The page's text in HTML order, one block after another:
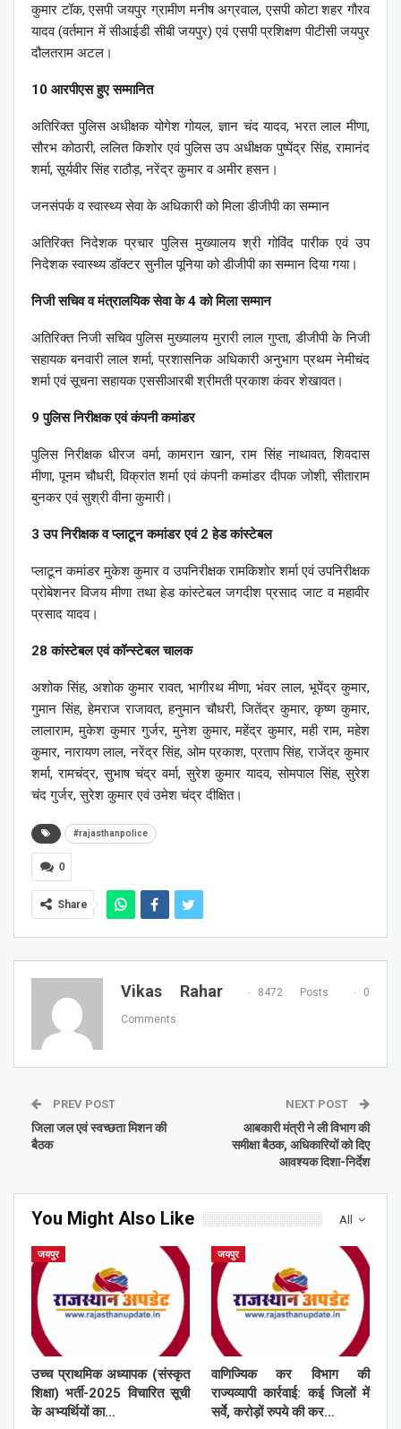
कुमार टॉक, एसपी जयपुर ग्रामीण मनीष अग्रवाल, एसपी कोटा शहर गौरव
यादव (वर्तमान में सीआईडी सीबी जयपुर) एवं एसपी प्रशिक्षण पीटीसी जयपुर
दौलतराम अटल।
10 आरपीएस हुए सम्मानित
अतिरिक्त पुलिस अधीक्षक योगेश गोयल, ज्ञान चंद यादव, भरत लाल मीणा,
सौरभ कोठारी, ललित किशोर एवं पुलिस उप अधीक्षक पुष्पेंद्र सिंह, रामानंद
शर्मा, सूर्यवीर सिंह राठौड़, नरेंद्र कुमार व अमीर हसन।
जनसंपर्क व स्वास्थ्य सेवा के अधिकारी को मिला डीजीपी का सम्मान
अतिरिक्त निदेशक प्रचार पुलिस मुख्यालय श्री गोविंद पारीक एवं उप
निदेशक स्वास्थ्य डॉक्टर सुनील पूनिया को डीजीपी का सम्मान दिया गया।
निजी सचिव व मंत्रालयिक सेवा के 4 को मिला सम्मान
अतिरिक्त निजी सचिव पुलिस मुख्यालय मुरारी लाल गुप्ता, डीजीपी के निजी
सहायक बनवारी लाल शर्मा, प्रशासनिक अधिकारी अनुभाग प्रथम नेमीचंद
शर्मा एवं सूचना सहायक एससीआरबी श्रीमती प्रकाश कंवर शेखावत।
9 पुलिस निरीक्षक एवं कंपनी कमांडर
पुलिस निरीक्षक धीरज वर्मा, कामरान खान, राम सिंह नाथावत, शिवदास
मीणा, पूनम चौधरी, विक्रांत शर्मा एवं कंपनी कमांडर दीपक जोशी, सीताराम
बुनकर एवं सुश्री वीना कुमारी।
3 उप निरीक्षक व प्लाटून कमांडर एवं 2 हेड कांस्टेबल
प्लाटून कमांडर मुकेश कुमार व उपनिरीक्षक रामकिशोर शर्मा एवं उपनिरीक्षक
प्रोबेशनर विजय मीणा तथा हेड कांस्टेबल जगदीश प्रसाद जाट व महावीर
प्रसाद यादव।
28 कांस्टेबल एवं कॉन्स्टेबल चालक
अशोक सिंह, अशोक कुमार रावत, भागीरथ मीणा, भंवर लाल, भूपेंद्र कुमार,
गुमान सिंह, हेमराज राजावत, हनुमान चौधरी, जितेंद्र कुमार, कृष्ण कुमार,
लालाराम, मुकेश कुमार गुर्जर, मुनेश कुमार, महेंद्र कुमार, मही राम, महेश
कुमार, नारायण लाल, नरेंद्र सिंह, ओम प्रकाश, प्रताप सिंह, राजेंद्र कुमार
शर्मा, रामचंद्र, सुभाष चंद्र वर्मा, सुरेश कुमार यादव, सोमपाल सिंह, सुरेश
चंद गुर्जर, सुरेश कुमार एवं उमेश चंद्र दीक्षित।
#rajasthanpolice
0
Share
Vikas Rahar 8472 Posts 0
Comments
PREV POST
जिला जल एवं स्वच्छता मिशन की
बैठक
NEXT POST
आबकारी मंत्री ने ली विभाग की
समीक्षा बैठक, अधिकारियों को दिए
आवश्यक दिशा-निर्देश
All
You Might Also Like
जयपुर
उच्च प्राथमिक अध्यापक (संस्कृत
शिक्षा) भर्ती-2025 विचारित सूची
के अभ्यर्थियों का…
जयपुर
वाणिज्यिक कर विभाग की
राज्यव्यापी कार्रवाई: कई जिलों में
सर्वे, करोड़ों रुपये की कर…